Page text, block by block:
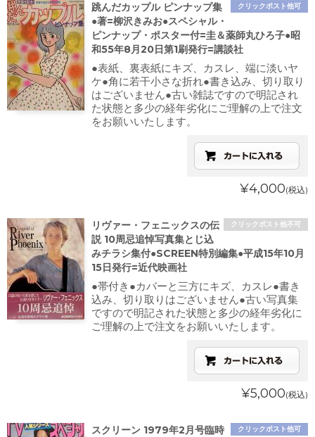
クリックポスト他可
跳んだカップル ピンナップ集
●著=柳沢きみお●スペシャル・
ピンナップ・ポスター付=圭＆薬師丸ひろ子●昭
和55年8月20日第1刷発行=講談社
●表紙、裏表紙にキズ、カスレ、端に淡いヤ
ケ●角に若干小さな折れ●書き込み、切り取り
はございません●古い雑誌ですので明記され
た状態と多少の経年劣化にご理解の上で注文
をお願いいたします。
¥4,000(税込)
クリックポスト他不可
リヴァー・フェニックスの伝
説 10周忌追悼写真集とじ込
みチラシ集付●SCREEN特別編集●平成15年10月
15日発行=近代映画社
●帯付き●カバーと三方にキズ、カスレ●書き
込み、切り取りはございません●古い写真集
ですので明記された状態と多少の経年劣化に
ご理解の上で注文をお願いいたします。
¥5,000(税込)
クリックポスト他可
スクリーン 1979年2月号臨時